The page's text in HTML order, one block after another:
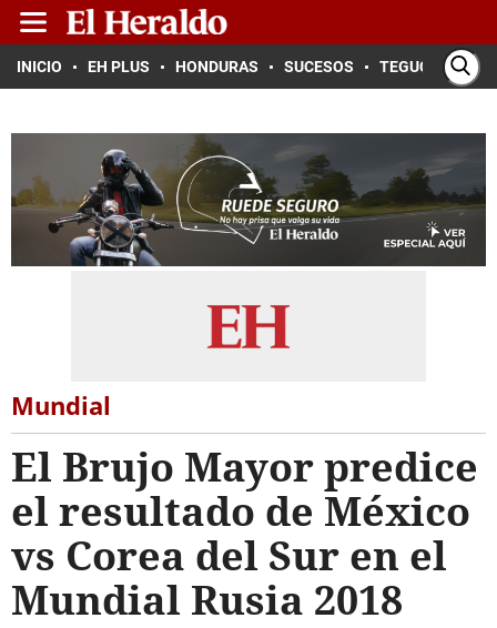
INICIO EH PLUS HONDURAS SUCESOS TEGUCIGALPA
Mundial
El Brujo Mayor predice
el resultado de México
vs Corea del Sur en el
Mundial Rusia 2018